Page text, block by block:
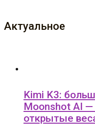
Актуальное
Kimi K3:
Moonshot AI —
открытые